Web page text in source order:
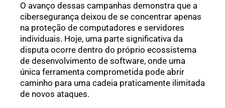
O avanço dessas campanhas demonstra que a
cibersegurança deixou de se concentrar apenas
na proteção de computadores e servidores
individuais. Hoje, uma parte significativa da
disputa ocorre dentro do próprio ecossistema
de desenvolvimento de software, onde uma
única ferramenta comprometida pode abrir
caminho para uma cadeia praticamente ilimitada
de novos ataques.